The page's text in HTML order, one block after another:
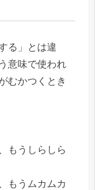
る」とは違
意味で使われ
むかつくとき
もうしらしら
もうムカムカ